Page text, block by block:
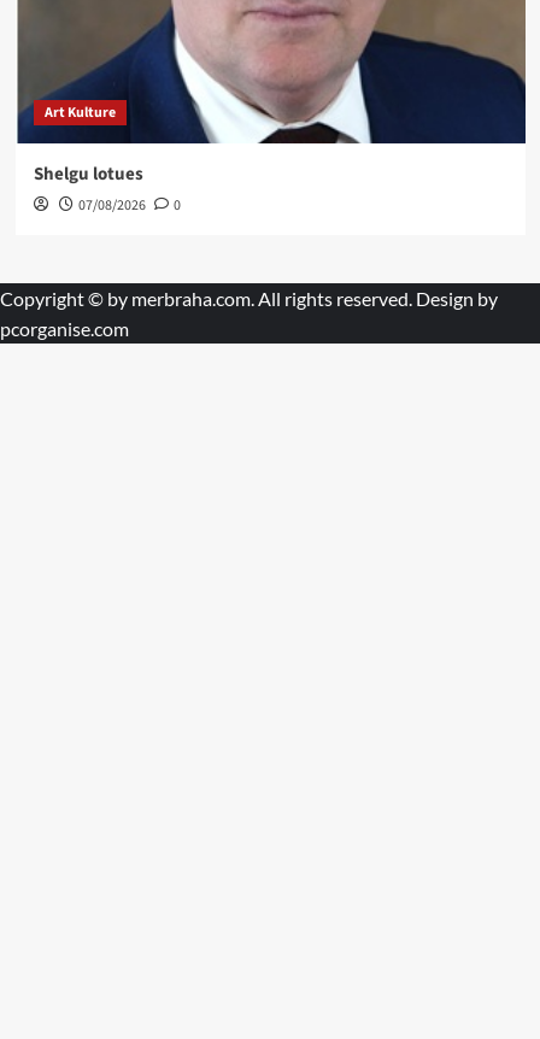
Art Kulture
Shelgu lotues
07/08/2026 0
Copyright © by merbraha.com. All rights reserved. Design by
pcorganise.com